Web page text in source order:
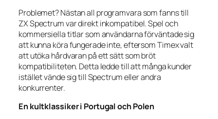
Problemet? Nästan all programvara som fanns till
ZX Spectrum var direkt inkompatibel. Spel och
kommersiella titlar som användarna förväntade sig
att kunna köra fungerade inte, eftersom Timex valt
att utöka hårdvaran på ett sätt som bröt
kompatibiliteten. Detta ledde till att många kunder
istället vände sig till Spectrum eller andra
konkurrenter.
En kultklassiker i Portugal och Polen